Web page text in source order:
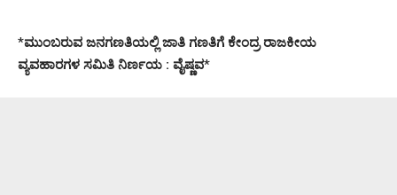
*ಮುಂಬರುವ ಜನಗಣತಿಯಲ್ಲಿ ಜಾತಿ ಗಣತಿಗೆ ಕೇಂದ್ರ ರಾಜಕೀಯ
ವ್ಯವಹಾರಗಳ ಸಮಿತಿ ನಿರ್ಣಯ : ವೈಷ್ಣವ*